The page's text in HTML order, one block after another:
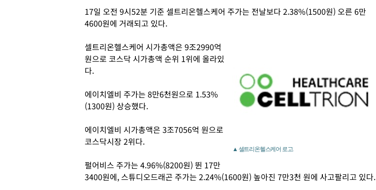
17일 오전 9시52분 기준 셀트리온헬스케어 주가는 전날보다 2.38%(1500원) 오른 6만
4600원에 거래되고 있다.
▲ 셀트리온헬스케어 로고.
셀트리온헬스케어 시가총액은 9조2990억
원으로 코스닥 시가총액 순위 1위에 올라있
다.
에이치엘비 주가는 8만6천원으로 1.53%
(1300원) 상승했다.
에이치엘비 시가총액은 3조7056억 원으로
코스닥시장 2위다.
펄어비스 주가는 4.96%(8200원) 뛴 17만
3400원에, 스튜디오드래곤 주가는 2.24%(1600원) 높아진 7만3천 원에 사고팔리고 있다.